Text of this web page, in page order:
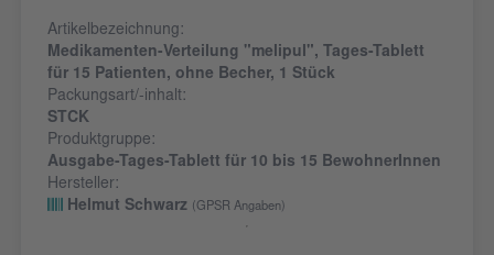
Artikelbezeichnung:
Medikamenten-Verteilung "melipul", Tages-Tablett
für 15 Patienten, ohne Becher, 1 Stück
Packungsart/-inhalt:
STCK
Produktgruppe:
Ausgabe-Tages-Tablett für 10 bis 15 BewohnerInnen
Hersteller:
Helmut Schwarz
(GPSR Angaben)